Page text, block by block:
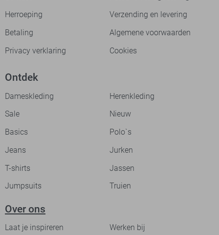
Herroeping
Verzending en levering
Betaling
Algemene voorwaarden
Privacy verklaring
Cookies
Ontdek
Dameskleding
Herenkleding
Sale
Nieuw
Basics
Polo`s
Jeans
Jurken
T-shirts
Jassen
Jumpsuits
Truien
Over ons
Laat je inspireren Werken bij